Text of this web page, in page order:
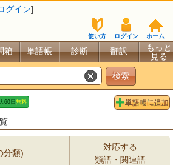
グイン]
ホーム
ログイン
使い方
箱 単語帳 診断 翻訳
もっと
見る
分類)
対応する
類語・関連語